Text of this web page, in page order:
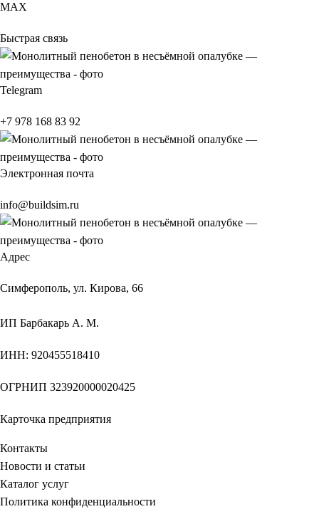
МАХ
Быстрая связь
Telegram
+7 978 168 83 92
Электронная почта
info@buildsim.ru
Адрес
Симферополь, ул. Кирова, 66
ИП Барбакарь А. М.
ИНН: 920455518410
ОГРНИП 323920000020425
Карточка предприятия
Контакты
Новости и статьи
Каталог услуг
Политика конфиденциальности